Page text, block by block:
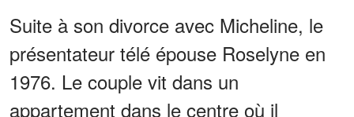
Suite à son divorce avec Micheline, le
présentateur télé épouse Roselyne en
1976. Le couple vit dans un
appartement dans le centre où il